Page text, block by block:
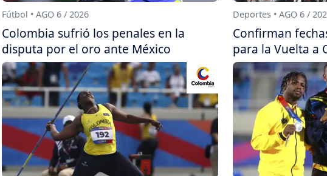
Fútbol • AGO 6 / 2026
Colombia sufrió los penales en la
disputa por el oro ante México
Deportes • AGO 6 /
Confirman
para la Vuelta a